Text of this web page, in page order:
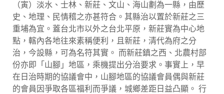
（寅）淡水、士林、新莊、文山、海山劃為一縣，由歷
史、地理、民情稽之亦甚符合。其縣治以置於新莊之三
重埔為宜。蓋台北市以外之台北平原，新莊實為中心地
點，轄內各地往來素稱便利，且新莊，清代為府之分
治，今設縣，可為名符其實。 而新莊鎮之西、北農村部
份亦即「山腳」地區，乘機提出分治要求。事實上，早
在日治時期的協議會中，山腳地區的協議會員偶與新莊
的會員因爭取各區福利而爭議，城鄉差距日益凸顯。 行